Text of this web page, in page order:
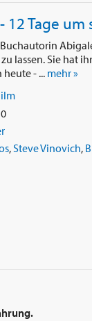
12 Tage
lassen. Sie hat
- ... mehr »
, Steve Vinovich,